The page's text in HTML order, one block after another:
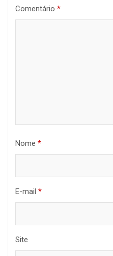
Comentário *
Nome *
E-mail *
Site